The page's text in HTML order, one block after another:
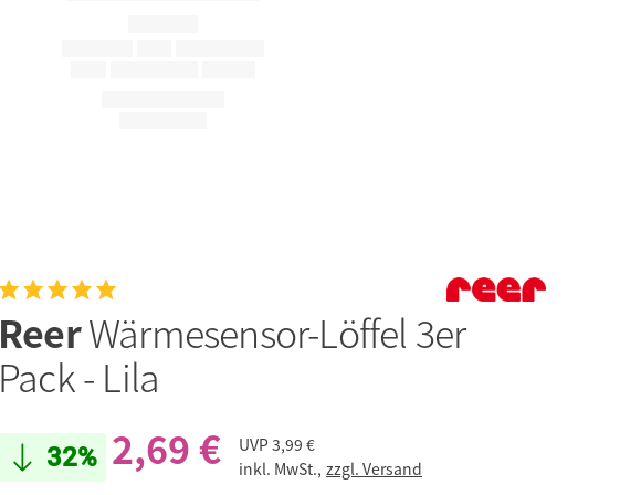
ReerWärmesensor-Löffel 3er
Pack - Lila
32% 2,69 € UVP3,99 €
inkl. MwSt., zzgl. Versand